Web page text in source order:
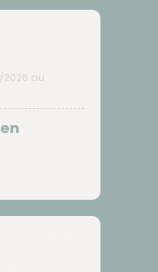
au